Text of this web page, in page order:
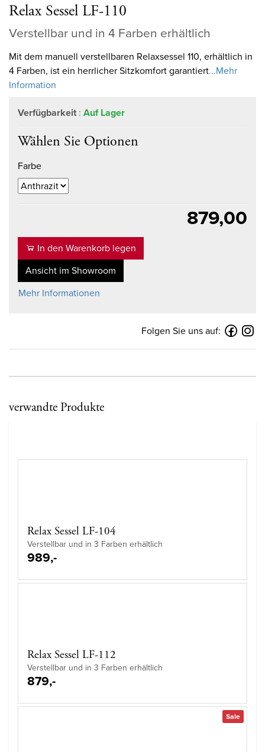
Relax Sessel LF-110
Verstellbar und in 4 Farben erhältlich
Mit dem manuell verstellbaren Relaxsessel 110, erhältlich in
4 Farben, ist ein herrlicher Sitzkomfort garantiert...Mehr
Information
Verfügbarkeit : Auf Lager
Wählen Sie Optionen
Farbe
879,00
In den Warenkorb legen
Ansicht im Showroom
Mehr Informationen
Folgen Sie uns auf:
verwandte Produkte
Relax Sessel LF-104
Verstellbar und in 3 Farben erhältlich
989,-
Relax Sessel LF-112
Verstellbar und in 3 Farben erhältlich
879,-
Sale